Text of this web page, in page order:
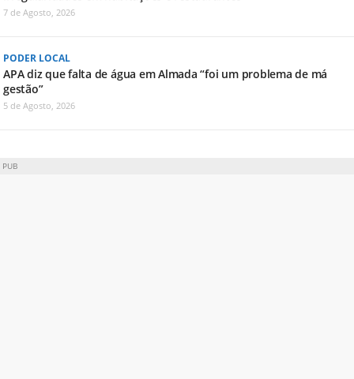
7 de Agosto, 2026
PODER LOCAL
APA diz que falta de água em Almada “foi um problema de má
gestão”
5 de Agosto, 2026
PUB